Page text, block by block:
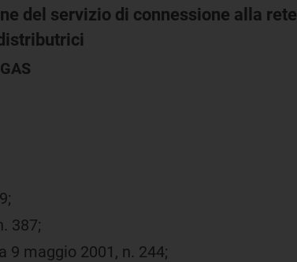
del servizio di connessione alla
387;
9 maggio 2001, n. 244;